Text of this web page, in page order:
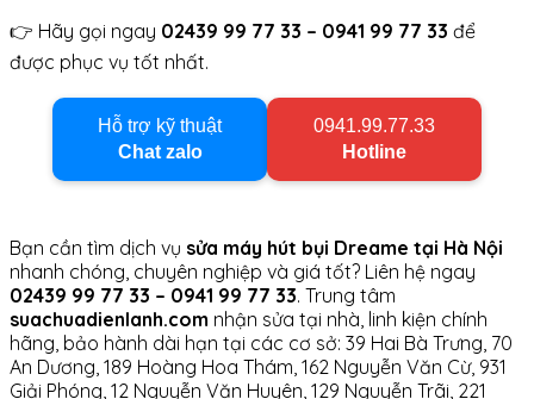
👉 Hãy gọi ngay 02439 99 77 33 – 0941 99 77 33 để
được phục vụ tốt nhất.
Hỗ trợ kỹ thuật
Chat zalo
0941.99.77.33
Hotline
Bạn cần tìm dịch vụ sửa máy hút bụi Dreame tại Hà Nội
nhanh chóng, chuyên nghiệp và giá tốt? Liên hệ ngay
02439 99 77 33 – 0941 99 77 33. Trung tâm
suachuadienlanh.com nhận sửa tại nhà, linh kiện chính
hãng, bảo hành dài hạn tại các cơ sở: 39 Hai Bà Trưng, 70
An Dương, 189 Hoàng Hoa Thám, 162 Nguyễn Văn Cừ, 931
Giải Phóng, 12 Nguyễn Văn Huyên, 129 Nguyễn Trãi, 221